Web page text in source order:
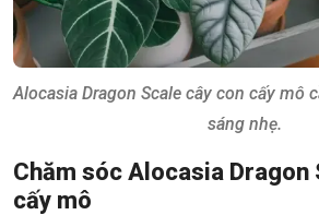
Alocasia Dragon Scale cây con cấy mô
sáng nhẹ.
Chăm sóc Alocasia Dragon
cấy mô